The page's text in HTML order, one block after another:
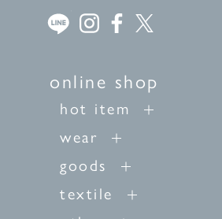
online shop
hot item
wear
goods
textile